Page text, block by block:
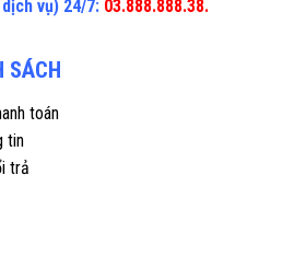
vụ) 24/7: 03.888.888.38.
SÁCH
toán
tin
trả